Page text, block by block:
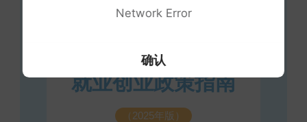
福州市促进高校毕业生
就业创业政策指南
（2025年版）
Network Error
确认